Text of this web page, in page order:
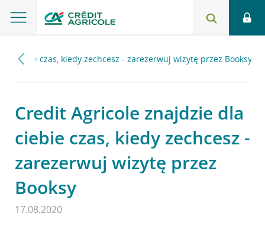
ciebie czas, kiedy zechcesz - zarezerwuj wizytę przez Booksy
Credit Agricole znajdzie dla
ciebie czas, kiedy zechcesz -
zarezerwuj wizytę przez
Booksy
17.08.2020